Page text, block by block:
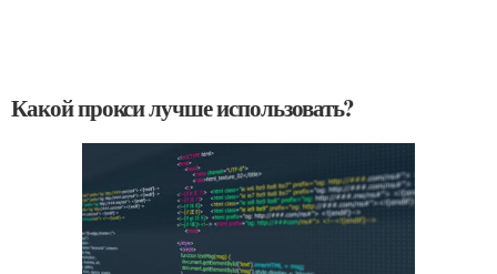
Какой прокси лучше использовать?